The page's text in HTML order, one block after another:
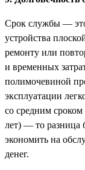
Срок службы —
устройства
ремонту или
и временных
полимочевиной
эксплуатации
со средним
лет) — то разница
экономить на
денег.